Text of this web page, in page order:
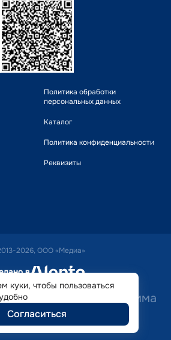
Политика обработки
персональных данных
Каталог
Политика конфиденциальности
Реквизиты
2026, ООО «Медиа»
в alente
Необходима
специалиста.
куки, чтобы пользоваться
Согласиться